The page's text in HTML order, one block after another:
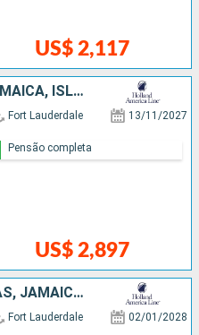
US$ 2,117
PORTO RICO, BAHAMAS, JAMAICA, ISLAS CAIMÁN, HONDURAS, BELIZE, MÉXICO, ESTADOS UNIDOS
Fort Lauderdale 13/11/2027
US$ 2,897
Pensão completa
ESTADOS UNIDOS, BAHAMAS, JAMAICA, ISLAS CAIMÁN, HONDURAS, BELIZE, MÉXICO, ANTIGUA E BARBUDA, PORTO RICO
Fort Lauderdale 02/01/2028